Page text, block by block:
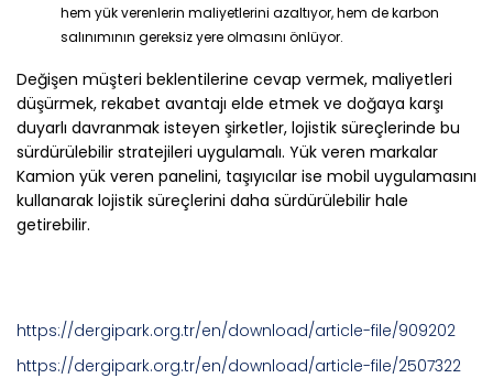
hem yük verenlerin maliyetlerini azaltıyor, hem de karbon
salınımının gereksiz yere olmasını önlüyor.
Değişen müşteri beklentilerine cevap vermek, maliyetleri
düşürmek, rekabet avantajı elde etmek ve doğaya karşı
duyarlı davranmak isteyen şirketler, lojistik süreçlerinde bu
sürdürülebilir stratejileri uygulamalı. Yük veren markalar
Kamion yük veren panelini, taşıyıcılar ise mobil uygulamasını
kullanarak lojistik süreçlerini daha sürdürülebilir hale
getirebilir.
https://dergipark.org.tr/en/download/article-file/909202
https://dergipark.org.tr/en/download/article-file/2507322